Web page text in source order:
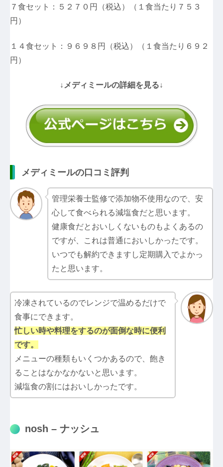
７食セット：５２７０円（税込）（１食当たり７５３
円）
１４食セット：９６９８円（税込）（１食当たり６９２
円）
↓メディミールの詳細を見る↓
メディミールの口コミ評判
管理栄養士監修で添加物不使用なので、安
心して食べられる減塩食だと思います。
健康食だとおいしくないものもよくあるの
ですが、これは普通においしかったです。
いつでも解約できますし定期購入でよかっ
たと思います。
冷凍されているのでレンジで温めるだけで
食事にできます。
忙しい時や料理をするのが面倒な時に便利
です。
メニューの種類もいくつかあるので、飽き
ることはなかなかないと思います。
減塩食の割にはおいしかったです。
nosh – ナッシュ